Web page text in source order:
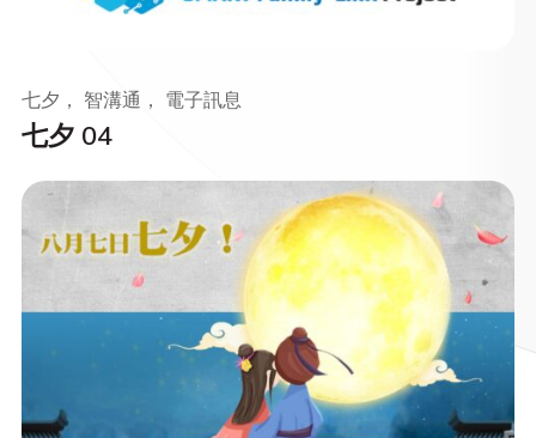
七夕 04
七夕， 智溝通， 電子訊息